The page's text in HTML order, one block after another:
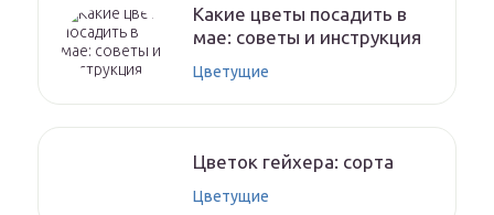
Какие цветы посадить в
мае: советы и инструкция
Цветущие
Цветок гейхера: сорта
Цветущие